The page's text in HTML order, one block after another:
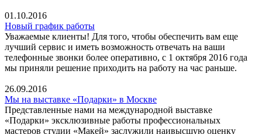
01.10.2016
Новый график работы
Уважаемые клиенты! Для того, чтобы обеспечить вам еще
лучший сервис и иметь возможность отвечать на ваши
телефонные звонки более оперативно, с 1 октября 2016 года
мы приняли решение приходить на работу на час раньше.
26.09.2016
Мы на выставке «Подарки» в Москве
Представленные нами на международной выставке
«Подарки» эксклюзивные работы профессиональных
мастеров студии «Макей» заслужили наивысшую оценку